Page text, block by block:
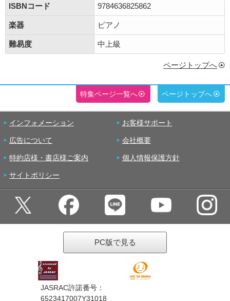
ISBNコード 9784636825862
楽器 ピアノ
難易度 中上級
ページトップへ
特集ページ一覧へ ページトップへ
インフォメーション お客様サポート
広告について 会社概要
特約店様・書店様ご案内 個人情報保護方針
サイトポリシー
PC版で見る
JASRAC許諾番号：
6523417007Y31018